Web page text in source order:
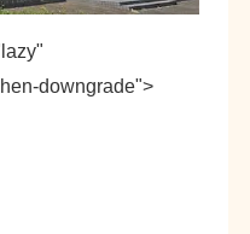
downgrade">